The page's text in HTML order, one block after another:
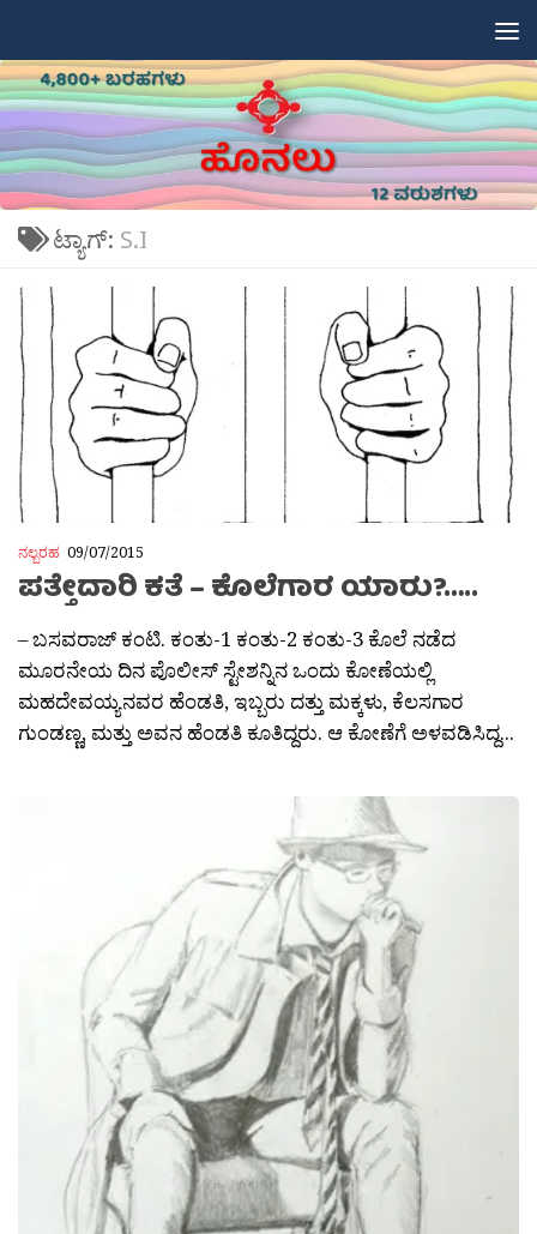
ಟ್ಯಾಗ್: S.I
ನಲ್ಬರಹ 09/07/2015
ಪತ್ತೇದಾರಿ ಕತೆ – ಕೊಲೆಗಾರ ಯಾರು?…..
– ಬಸವರಾಜ್ ಕಂಟಿ. ಕಂತು-1 ಕಂತು-2 ಕಂತು-3 ಕೊಲೆ ನಡೆದ
ಮೂರನೇಯ ದಿನ ಪೊಲೀಸ್ ಸ್ಟೇಶನ್ನಿನ ಒಂದು ಕೋಣೆಯಲ್ಲಿ
ಮಹದೇವಯ್ಯನವರ ಹೆಂಡತಿ, ಇಬ್ಬರು ದತ್ತು ಮಕ್ಕಳು, ಕೆಲಸಗಾರ
ಗುಂಡಣ್ಣ, ಮತ್ತು ಅವನ ಹೆಂಡತಿ ಕೂತಿದ್ದರು. ಆ ಕೋಣೆಗೆ ಅಳವಡಿಸಿದ್ದ...